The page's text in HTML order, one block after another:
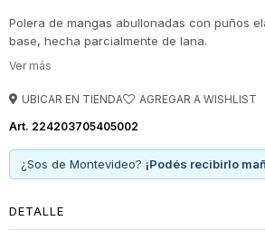
Polera de mangas abullonadas con puños
base, hecha parcialmente de lana.
UBICAR EN TIENDA
224203705405002
¿Sos de Montevideo? ¡Podés recibirlo
DETALLE